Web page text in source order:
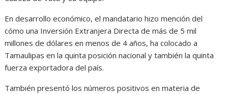
En desarrollo económico, el mandatario hizo mención del
cómo una Inversión Extranjera Directa de más de 5 mil
millones de dólares en menos de 4 años, ha colocado a
Tamaulipas en la quinta posición nacional y también la quinta
fuerza exportadora del país.
También presentó los números positivos en materia de